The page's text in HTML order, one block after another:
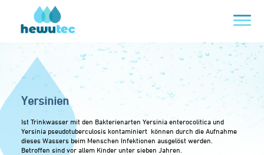
Yersinien
Ist Trinkwasser mit den Bakterienarten Yersinia enterocolitica und
Yersinia pseudotuberculosis kontaminiert können durch die Aufnahme
dieses Wassers beim Menschen Infektionen ausgelöst werden.
Betroffen sind vor allem Kinder unter sieben Jahren.